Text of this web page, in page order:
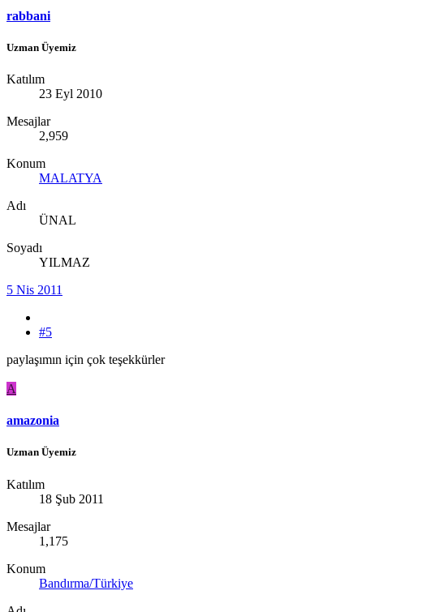
rabbani
Uzman Üyemiz
Katılım
23 Eyl 2010
Mesajlar
2,959
Konum
MALATYA
Adı
ÜNAL
Soyadı
YILMAZ
5 Nis 2011
#5
paylaşımın için çok teşekkürler
A
amazonia
Uzman Üyemiz
Katılım
18 Şub 2011
Mesajlar
1,175
Konum
Bandırma/Türkiye